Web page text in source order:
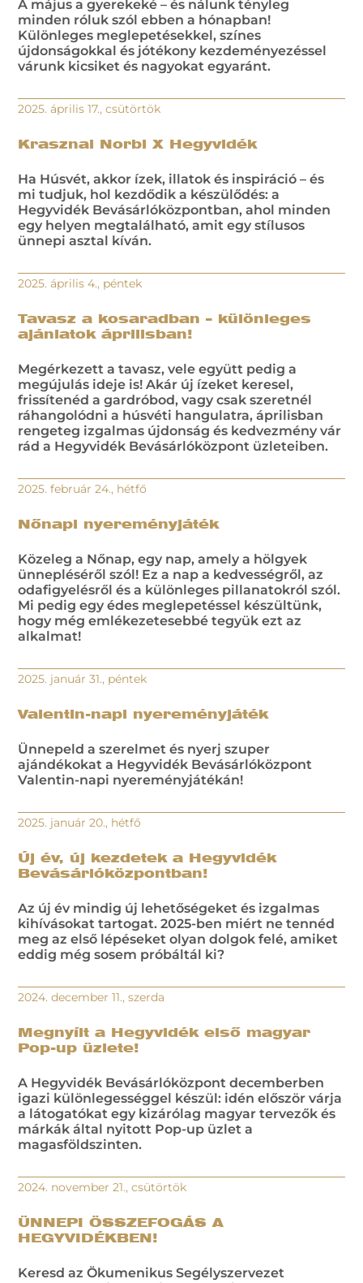
A május a gyerekeké – és nálunk tényleg
minden róluk szól ebben a hónapban!
Különleges meglepetésekkel, színes
újdonságokkal és jótékony kezdeményezéssel
várunk kicsiket és nagyokat egyaránt.
2025. április 17., csütörtök
Krasznai Norbi X Hegyvidék
Ha Húsvét, akkor ízek, illatok és inspiráció – és
mi tudjuk, hol kezdődik a készülődés: a
Hegyvidék Bevásárlóközpontban, ahol minden
egy helyen megtalálható, amit egy stílusos
ünnepi asztal kíván.
2025. április 4., péntek
Tavasz a kosaradban – különleges
ajánlatok áprilisban!
Megérkezett a tavasz, vele együtt pedig a
megújulás ideje is! Akár új ízeket keresel,
frissítenéd a gardróbod, vagy csak szeretnél
ráhangolódni a húsvéti hangulatra, áprilisban
rengeteg izgalmas újdonság és kedvezmény vár
rád a Hegyvidék Bevásárlóközpont üzleteiben.
2025. február 24., hétfő
Nőnapi nyereményjáték
Közeleg a Nőnap, egy nap, amely a hölgyek
ünnepléséről szól! Ez a nap a kedvességről, az
odafigyelésről és a különleges pillanatokról szól.
Mi pedig egy édes meglepetéssel készültünk,
hogy még emlékezetesebbé tegyük ezt az
alkalmat!
2025. január 31., péntek
Valentin-napi nyereményjáték
Ünnepeld a szerelmet és nyerj szuper
ajándékokat a Hegyvidék Bevásárlóközpont
Valentin-napi nyereményjátékán!
2025. január 20., hétfő
Új év, új kezdetek a Hegyvidék
Bevásárlóközpontban!
Az új év mindig új lehetőségeket és izgalmas
kihívásokat tartogat. 2025-ben miért ne tennéd
meg az első lépéseket olyan dolgok felé, amiket
eddig még sosem próbáltál ki?
2024. december 11., szerda
Megnyílt a Hegyvidék első magyar
Pop-up üzlete!
A Hegyvidék Bevásárlóközpont decemberben
igazi különlegességgel készül: idén először várja
a látogatókat egy kizárólag magyar tervezők és
márkák által nyitott Pop-up üzlet a
magasföldszinten.
2024. november 21., csütörtök
ÜNNEPI ÖSSZEFOGÁS A
HEGYVIDÉKBEN!
Keresd az Ökumenikus Segélyszervezet